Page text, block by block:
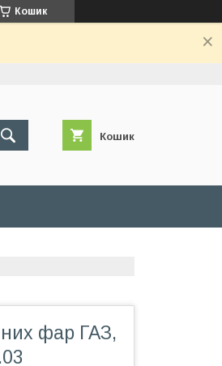
Кошик
Кошик
фар ГАЗ,